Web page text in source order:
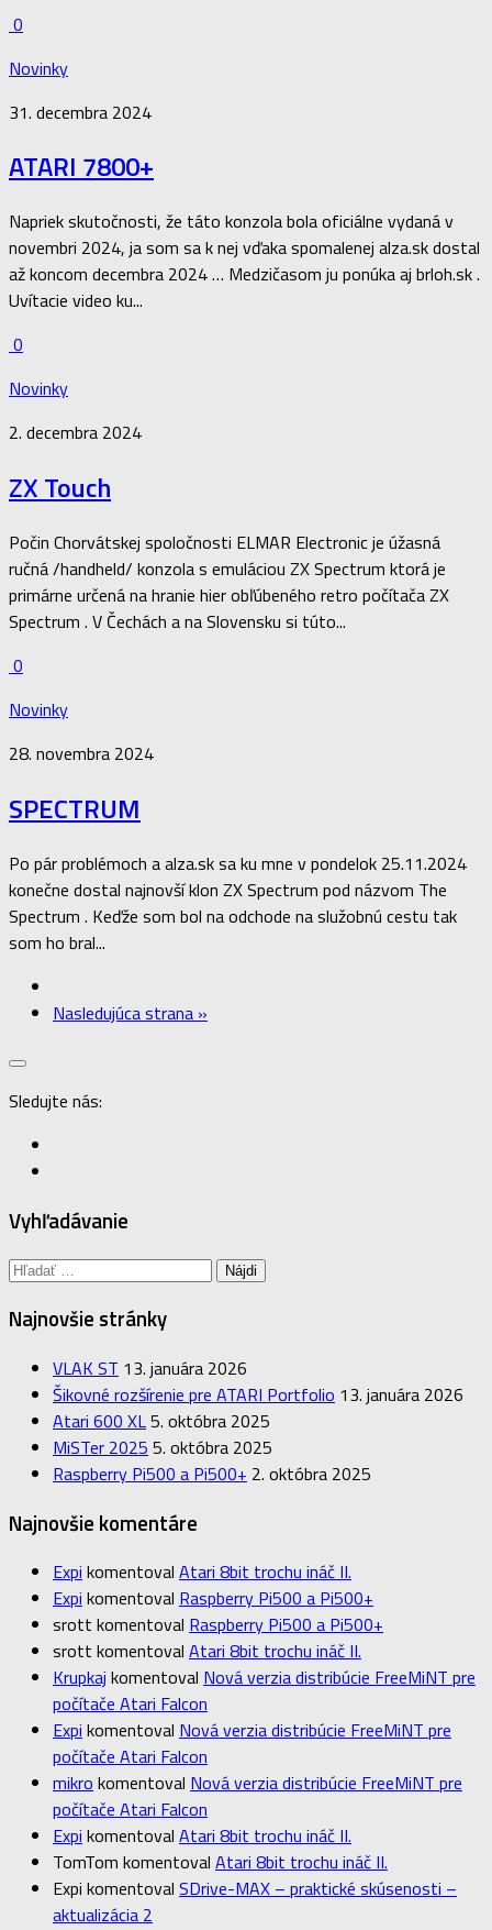
0
Novinky
31. decembra 2024
ATARI 7800+
Napriek skutočnosti, že táto konzola bola oficiálne vydaná v
novembri 2024, ja som sa k nej vďaka spomalenej alza.sk dostal
až koncom decembra 2024 … Medzičasom ju ponúka aj brloh.sk .
Uvítacie video ku...
0
Novinky
2. decembra 2024
ZX Touch
Počin Chorvátskej spoločnosti ELMAR Electronic je úžasná
ručná /handheld/ konzola s emuláciou ZX Spectrum ktorá je
primárne určená na hranie hier obľúbeného retro počítača ZX
Spectrum . V Čechách a na Slovensku si túto...
0
Novinky
28. novembra 2024
SPECTRUM
Po pár problémoch a alza.sk sa ku mne v pondelok 25.11.2024
konečne dostal najnovší klon ZX Spectrum pod názvom The
Spectrum . Keďže som bol na odchode na služobnú cestu tak
som ho bral...
Nasledujúca strana »
Sledujte nás:
Vyhľadávanie
Hľadať:
Najnovšie stránky
VLAK ST 13. januára 2026
Šikovné rozšírenie pre ATARI Portfolio 13. januára 2026
Atari 600 XL5. októbra 2025
MiSTer 2025 5. októbra 2025
Raspberry Pi500 a Pi500+ 2. októbra 2025
Najnovšie komentáre
Expi komentoval Atari 8bit trochu ináč II.
Expi komentoval Raspberry Pi500 a Pi500+
srott komentoval Raspberry Pi500 a Pi500+
srott komentoval Atari 8bit trochu ináč II.
Krupkaj komentoval Nová verzia distribúcie FreeMiNT pre
počítače Atari Falcon
Expi komentoval Nová verzia distribúcie FreeMiNT pre
počítače Atari Falcon
mikro komentoval Nová verzia distribúcie FreeMiNT pre
počítače Atari Falcon
Expi komentoval Atari 8bit trochu ináč II.
TomTom komentoval Atari 8bit trochu ináč II.
Expi komentoval SDrive-MAX – praktické skúsenosti –
aktualizácia 2